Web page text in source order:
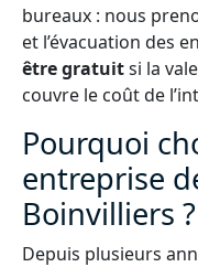
bureaux : nous
et l’évacuation des
être gratuitsi la
couvre le coût de
Pourquoi
entreprise
Boinvilliers ?
Depuis plusieurs